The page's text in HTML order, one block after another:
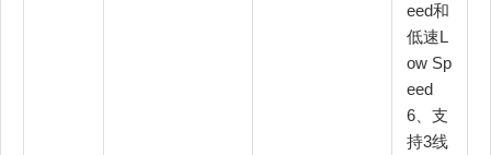
eed和
低速L
ow Sp
eed
6、支
持3线